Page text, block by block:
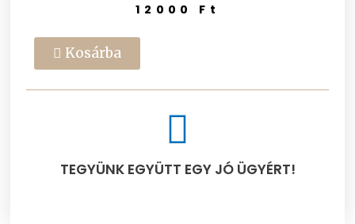
12000 Ft
Kosárba
TEGYÜNK EGYÜTT EGY JÓ ÜGYÉRT!​